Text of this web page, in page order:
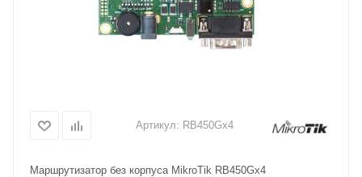
Артикул: RB450Gx4
Маршрутизатор без корпуса MikroTik RB450Gx4